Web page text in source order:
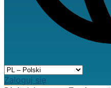
Zaloguj się